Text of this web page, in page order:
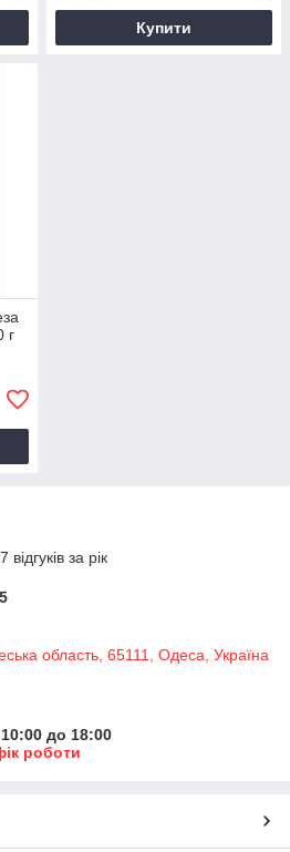
Купити
г
за рік
область, 65111, Одеса, Україна
до 18:00
роботи